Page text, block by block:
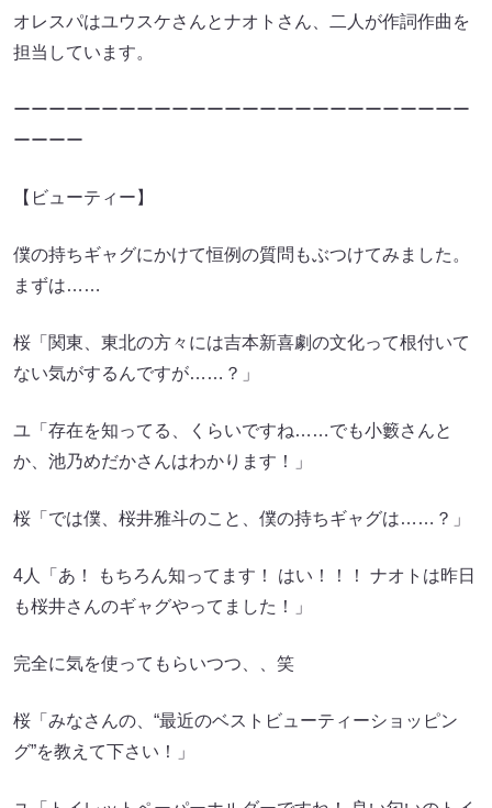
オレスパはユウスケさんとナオトさん、二人が作詞作曲を
担当しています。
ーーーーーーーーーーーーーーーーーーーーーーーーーー
ーーーー
【ビューティー】
僕の持ちギャグにかけて恒例の質問もぶつけてみました。
まずは……
桜「関東、東北の方々には吉本新喜劇の文化って根付いて
ない気がするんですが……？」
ユ「存在を知ってる、くらいですね……でも小籔さんと
か、池乃めだかさんはわかります！」
桜「では僕、桜井雅斗のこと、僕の持ちギャグは……？」
4人「あ！ もちろん知ってます！ はい！！！ ナオトは昨日
も桜井さんのギャグやってました！」
完全に気を使ってもらいつつ、、笑
桜「みなさんの、“最近のベストビューティーショッピン
グ”を教えて下さい！」